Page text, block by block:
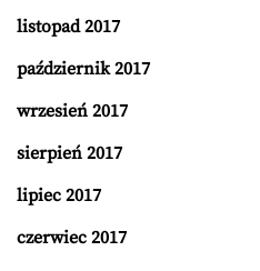
listopad 2017
październik 2017
wrzesień 2017
sierpień 2017
lipiec 2017
czerwiec 2017